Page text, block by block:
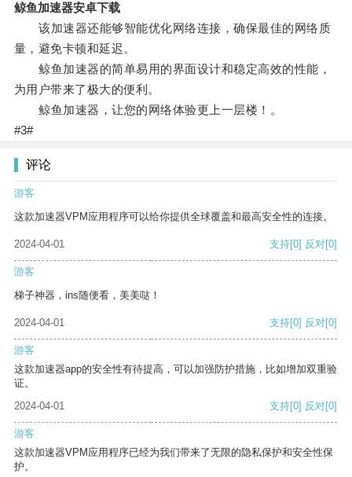
鲸鱼加速器安卓下载
该加速器还能够智能优化网络连接，确保最佳的网络质
量，避免卡顿和延迟。
鲸鱼加速器的简单易用的界面设计和稳定高效的性能，
为用户带来了极大的便利。
鲸鱼加速器，让您的网络体验更上一层楼！。
#3#
评论
游客
这款加速器VPM应用程序可以给你提供全球覆盖和最高安全性的连接。
2024-04-01 支持[0] 反对[0]
游客
梯子神器，ins随便看，美美哒！
2024-04-01 支持[0] 反对[0]
游客
这款加速器app的安全性有待提高，可以加强防护措施，比如增加双重验
证。
2024-04-01
支持[0] 反对[0]
游客
这款加速器VPM应用程序已经为我们带来了无限的隐私保护和安全性保
护。